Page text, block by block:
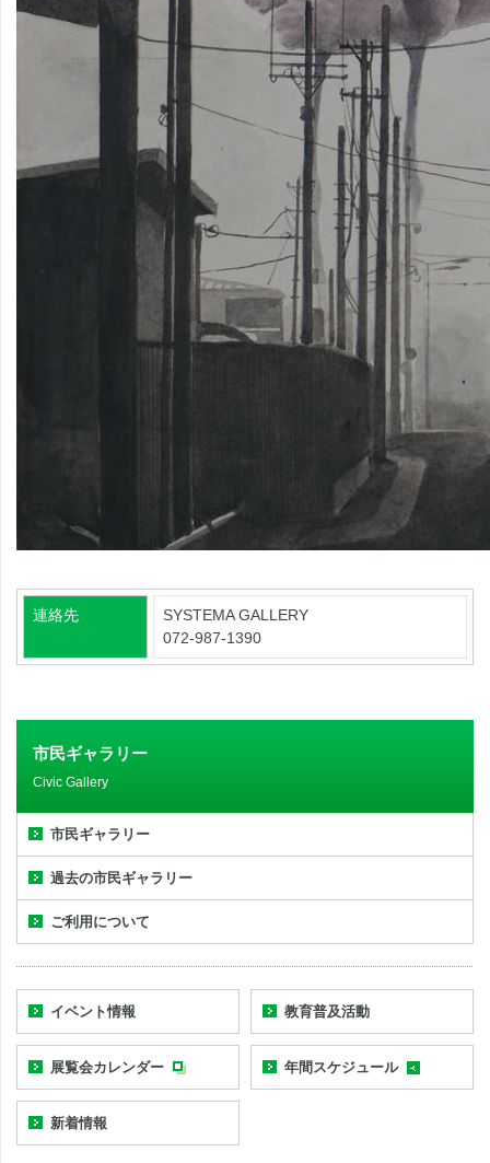
連絡先
SYSTEMA GALLERY
072-987-1390
市民ギャラリー
Civic Gallery
市民ギャラリー
過去の市民ギャラリー
ご利用について
イベント情報 教育普及活動
展覧会カレンダー 年間スケジュール
新着情報